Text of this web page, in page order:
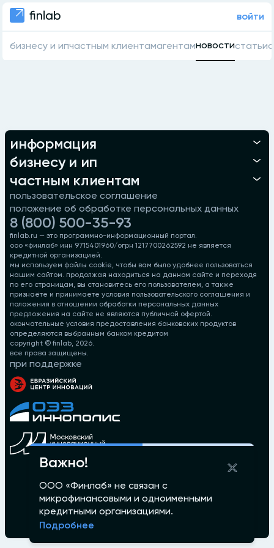
войти
бизнесу и ипчастным клиентамагентамновостистатьи
информация
бизнесу и ип
частным клиентам
пользовательское соглашение
положение об обработке персональных данных
8 (800) 500-35-93
finlab.ru — это программно-информационный портал.
ооо «финлаб» инн 9715401960/огрн 1217700262592 не является
кредитной организацией.
мы используем файлы cookie, чтобы вам было удобнее пользоваться
нашим сайтом. продолжая находиться на данном сайте и переходя
по его страницам, вы становитесь его пользователем, а также
признаёте и принимаете условия пользовательского соглашения и
положения в отношении обработки персональных данных
предложения на сайте не являются публичной офертой.
окончательные условия предоставления банковских продуктов
определяются выбранным банком кредитом
copyright © finlab, 2026.
все права защищены.
при поддержке
Важно!
ООО «Финлаб» не связан с
микрофинансовыми и одноименными
кредитными организациями.
Подробнее